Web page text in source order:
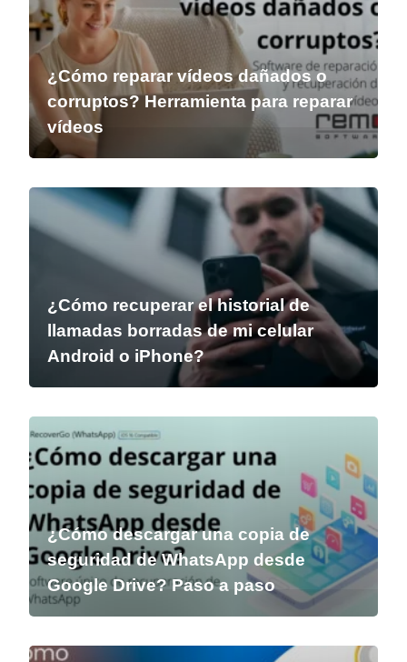
¿Cómo reparar vídeos dañados o
corruptos? Herramienta para reparar
vídeos
¿Cómo recuperar el historial de
llamadas borradas de mi celular
Android o iPhone?
¿Cómo descargar una copia de
seguridad de WhatsApp desde
Google Drive? Paso a paso